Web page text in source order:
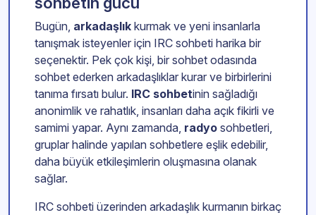
Bugün, arkadaşlık kurmak ve yeni insanlarla
tanışmak isteyenler için IRC sohbeti harika bir
seçenektir. Pek çok kişi, bir sohbet odasında
sohbet ederken arkadaşlıklar kurar ve birbirlerini
tanıma fırsatı bulur. IRC sohbetinin sağladığı
anonimlik ve rahatlık, insanları daha açık fikirli ve
samimi yapar. Aynı zamanda, radyo sohbetleri,
gruplar halinde yapılan sohbetlere eşlik edebilir,
daha büyük etkileşimlerin oluşmasına olanak
sağlar.
IRC sohbeti üzerinden arkadaşlık kurmanın birkaç